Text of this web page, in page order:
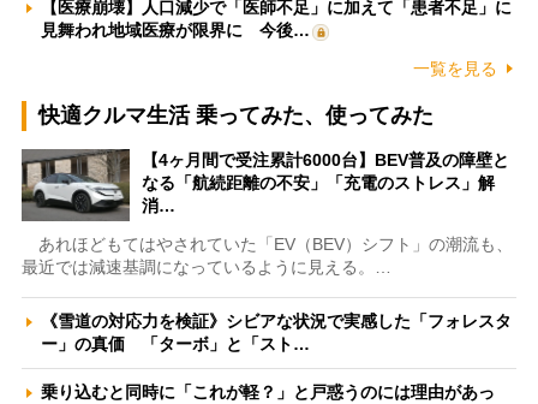
【医療崩壊】人口減少で「医師不足」に加えて「患者不足」に
見舞われ地域医療が限界に 今後…
一覧を見る
快適クルマ生活 乗ってみた、使ってみた
【4ヶ月間で受注累計6000台】BEV普及の障壁と
なる「航続距離の不安」「充電のストレス」解
消…
あれほどもてはやされていた「EV（BEV）シフト」の潮流も、
最近では減速基調になっているように見える。…
《雪道の対応力を検証》シビアな状況で実感した「フォレスタ
ー」の真価 「ターボ」と「スト…
乗り込むと同時に「これが軽？」と戸惑うのには理由があっ